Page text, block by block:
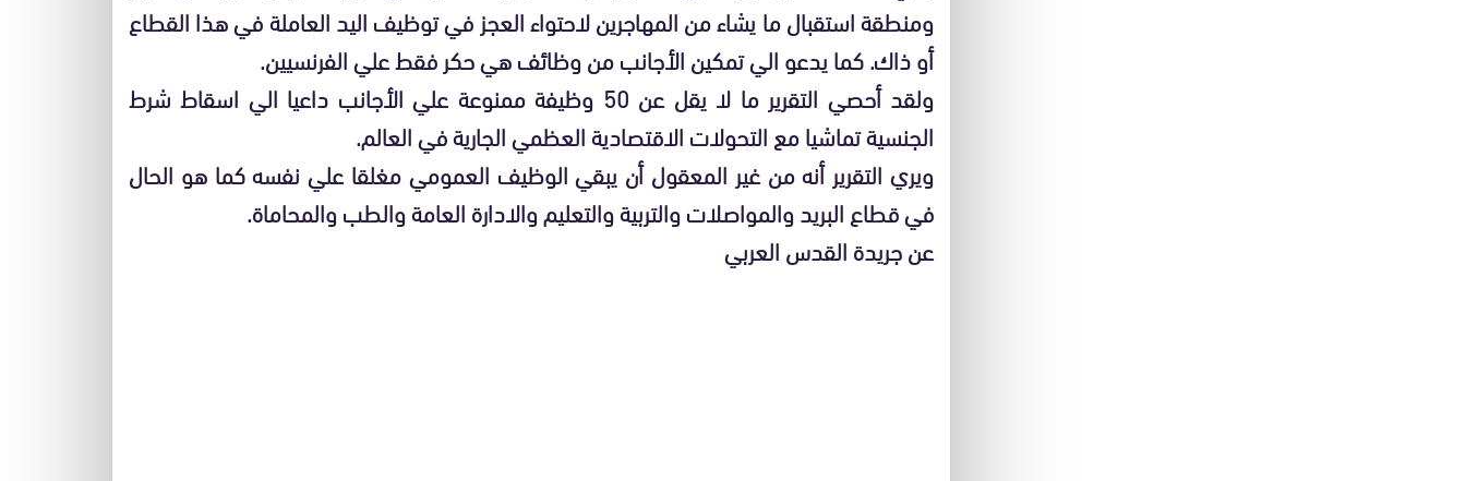
ومنطقة استقبال ما يشاء من المهاجرين لاحتواء العجز في توظيف اليد العاملة في هذا القطاع
أو ذاك. كما يدعو الي تمكين الأجانب من وظائف هي حكر فقط علي الفرنسيين.
ولقد أحصي التقرير ما لا يقل عن 50 وظيفة ممنوعة علي الأجانب داعيا الي اسقاط شرط
الجنسية تماشيا مع التحولات الاقتصادية العظمي الجارية في العالم.
ويري التقرير أنه من غير المعقول أن يبقي الوظيف العمومي مغلقا علي نفسه كما هو الحال
في قطاع البريد والمواصلات والتربية والتعليم والادارة العامة والطب والمحاماة.
عن جريدة القدس العربي